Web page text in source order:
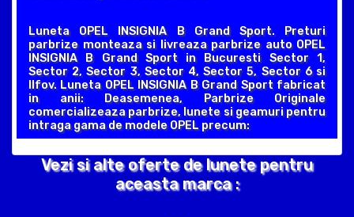
Luneta OPEL INSIGNIA B Grand Sport. Preturi
parbrize monteaza si livreaza parbrize auto OPEL
INSIGNIA B Grand Sport in Bucuresti Sector 1,
Sector 2, Sector 3, Sector 4, Sector 5, Sector 6 si
Ilfov. Luneta OPEL INSIGNIA B Grand Sport fabricat
in anii: Deasemenea, Parbrize Originale
comercializeaza parbrize, lunete si geamuri pentru
intraga gama de modele OPEL precum:
Vezi si alte oferte de lunete pentru
aceasta marca :